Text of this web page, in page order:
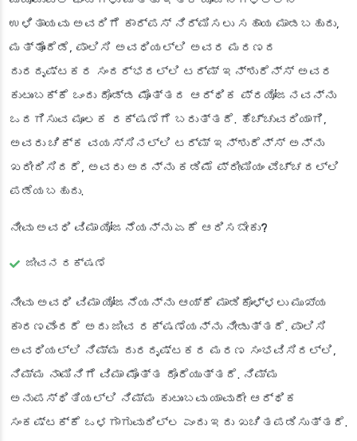
ಉಳಿತಾಯವು ಅವರಿಗೆ ಕಾರ್ಪಸ್ ನಿರ್ಮಿಸಲು ಸಹಾಯ ಮಾಡಬಹುದು,
ಮತ್ತೊಂದೆಡೆ, ಪಾಲಿಸಿ ಅವಧಿಯಲ್ಲಿ ಅವರ ಮರಣದ
ದುರದೃಷ್ಟಕರ ಸಂದರ್ಭದಲ್ಲಿ ಟರ್ಮ್ ಇನ್ಶುರೆನ್ಸ್ ಅವರ
ಕುಟುಂಬಕ್ಕೆ ಒಂದು ದೊಡ್ಡ ಮೊತ್ತದ ಆರ್ಥಿಕ ಪ್ರಯೋಜನವನ್ನು
ಒದಗಿಸುವ ಮೂಲಕ ರಕ್ಷಣೆಗೆ ಬರುತ್ತದೆ. ಹೆಚ್ಚುವರಿಯಾಗಿ,
ಅವರು ಚಿಕ್ಕ ವಯಸ್ಸಿನಲ್ಲಿ ಟರ್ಮ್ ಇನ್ಶುರೆನ್ಸ್ ಅನ್ನು
ಖರೀದಿಸಿದರೆ, ಅವರು ಅದನ್ನು ಕಡಿಮೆ ಪ್ರೀಮಿಯಂ ವೆಚ್ಚದಲ್ಲಿ
ಪಡೆಯಬಹುದು.
ನೀವು ಅವಧಿ ವಿಮಾ ಯೋಜನೆಯನ್ನು ಏಕೆ ಆರಿಸಬೇಕು?
ಜೀವನ ರಕ್ಷಣೆ
ನೀವು ಅವಧಿ ವಿಮಾ ಯೋಜನೆಯನ್ನು ಆಯ್ಕೆ ಮಾಡಿಕೊಳ್ಳಲು ಮುಖ್ಯ
ಕಾರಣವೆಂದರೆ ಅದು ಜೀವ ರಕ್ಷಣೆಯನ್ನು ನೀಡುತ್ತದೆ. ಪಾಲಿಸಿ
ಅವಧಿಯಲ್ಲಿ ನಿಮ್ಮ ದುರದೃಷ್ಟಕರ ಮರಣ ಸಂಭವಿಸಿದಲ್ಲಿ,
ನಿಮ್ಮ ನಾಮಿನಿಗೆ ವಿಮಾ ಮೊತ್ತ ದೊರೆಯುತ್ತದೆ. ನಿಮ್ಮ
ಅನುಪಸ್ಥಿತಿಯಲ್ಲಿ ನಿಮ್ಮ ಕುಟುಂಬವು ಯಾವುದೇ ಆರ್ಥಿಕ
ಸಂಕಷ್ಟಕ್ಕೆ ಒಳಗಾಗುವುದಿಲ್ಲ ಎಂದು ಇದು ಖಚಿತಪಡಿಸುತ್ತದೆ.